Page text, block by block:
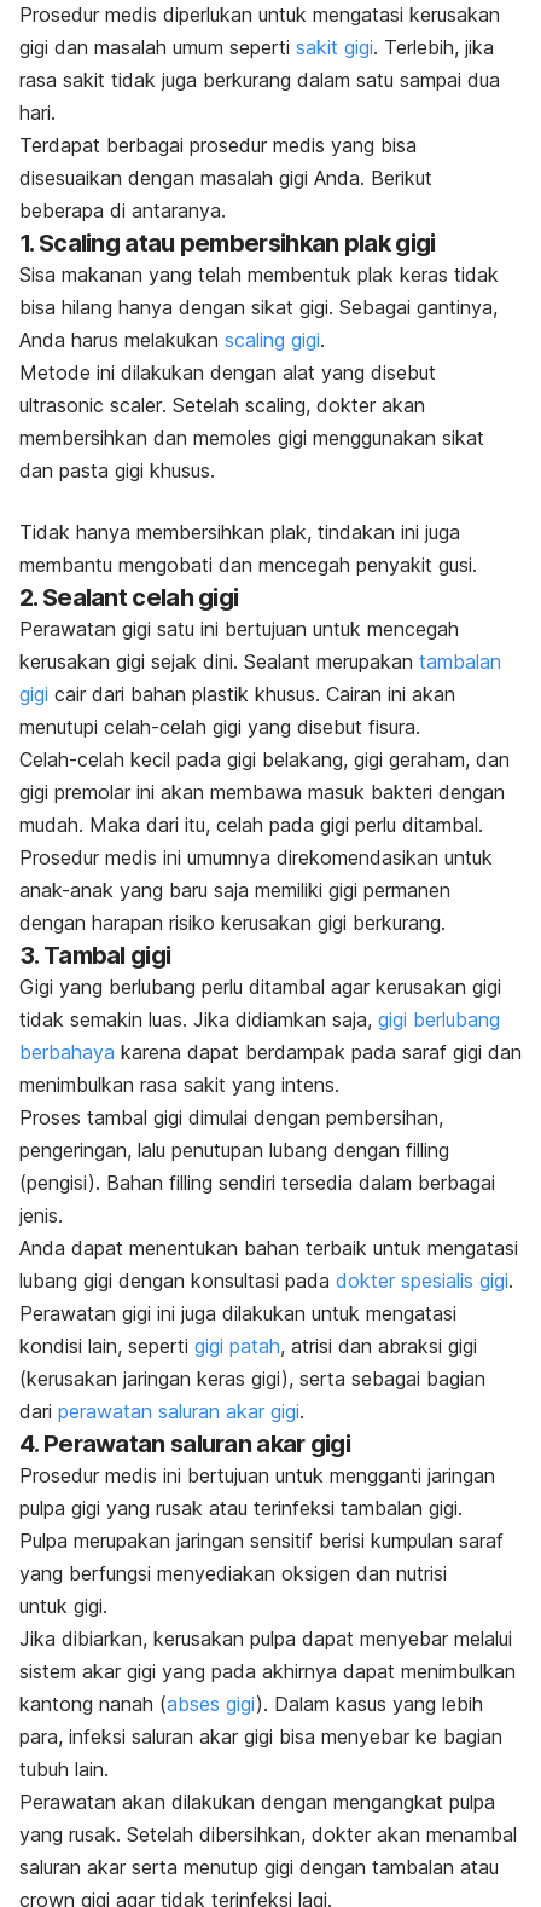
Prosedur medis diperlukan untuk mengatasi kerusakan
gigi dan masalah umum seperti sakit gigi. Terlebih, jika
rasa sakit tidak juga berkurang dalam satu sampai dua
hari.
Terdapat berbagai prosedur medis yang bisa
disesuaikan dengan masalah gigi Anda. Berikut
beberapa di antaranya.
1. Scaling atau pembersihkan plak gigi
Sisa makanan yang telah membentuk plak keras tidak
bisa hilang hanya dengan sikat gigi. Sebagai gantinya,
Anda harus melakukan scaling gigi.
Metode ini dilakukan dengan alat yang disebut
ultrasonic scaler. Setelah scaling, dokter akan
membersihkan dan memoles gigi menggunakan sikat
dan pasta gigi khusus.
Tidak hanya membersihkan plak, tindakan ini juga
membantu mengobati dan mencegah penyakit gusi.
2. Sealant celah gigi
Perawatan gigi satu ini bertujuan untuk mencegah
kerusakan gigi sejak dini. Sealant merupakan tambalan
gigi cair dari bahan plastik khusus. Cairan ini akan
menutupi celah-celah gigi yang disebut fisura.
Celah-celah kecil pada gigi belakang, gigi geraham, dan
gigi premolar ini akan membawa masuk bakteri dengan
mudah. Maka dari itu, celah pada gigi perlu ditambal.
Prosedur medis ini umumnya direkomendasikan untuk
anak-anak yang baru saja memiliki gigi permanen
dengan harapan risiko kerusakan gigi berkurang.
3. Tambal gigi
Gigi yang berlubang perlu ditambal agar kerusakan gigi
tidak semakin luas. Jika didiamkan saja, gigi berlubang
berbahaya karena dapat berdampak pada saraf gigi dan
menimbulkan rasa sakit yang intens.
Proses tambal gigi dimulai dengan pembersihan,
pengeringan, lalu penutupan lubang dengan filling
(pengisi). Bahan filling sendiri tersedia dalam berbagai
jenis.
Anda dapat menentukan bahan terbaik untuk mengatasi
lubang gigi dengan konsultasi pada dokter spesialis gigi.
Perawatan gigi ini juga dilakukan untuk mengatasi
kondisi lain, seperti gigi patah, atrisi dan abraksi gigi
(kerusakan jaringan keras gigi), serta sebagai bagian
dari perawatan saluran akar gigi.
4. Perawatan saluran akar gigi
Prosedur medis ini bertujuan untuk mengganti jaringan
pulpa gigi yang rusak atau terinfeksi tambalan gigi.
Pulpa merupakan jaringan sensitif berisi kumpulan saraf
yang berfungsi menyediakan oksigen dan nutrisi
untuk gigi.
Jika dibiarkan, kerusakan pulpa dapat menyebar melalui
sistem akar gigi yang pada akhirnya dapat menimbulkan
kantong nanah (abses gigi). Dalam kasus yang lebih
para, infeksi saluran akar gigi bisa menyebar ke bagian
tubuh lain.
Perawatan akan dilakukan dengan mengangkat pulpa
yang rusak. Setelah dibersihkan, dokter akan menambal
saluran akar serta menutup gigi dengan tambalan atau
crown gigi agar tidak terinfeksi lagi.